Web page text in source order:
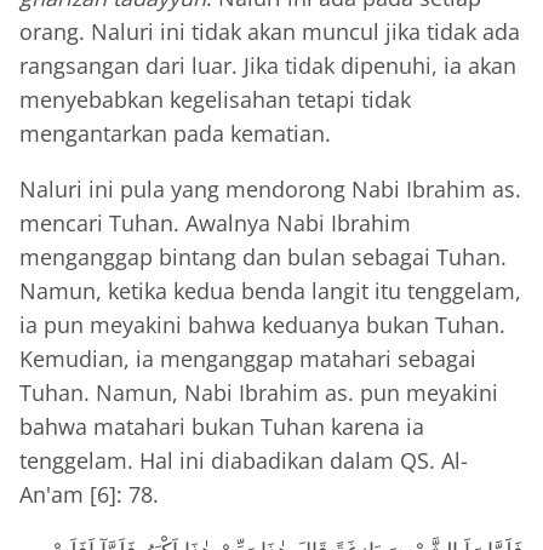
orang. Naluri ini tidak akan muncul jika tidak ada
rangsangan dari luar. Jika tidak dipenuhi, ia akan
menyebabkan kegelisahan tetapi tidak
mengantarkan pada kematian.
Naluri ini pula yang mendorong Nabi Ibrahim as.
mencari Tuhan. Awalnya Nabi Ibrahim
menganggap bintang dan bulan sebagai Tuhan.
Namun, ketika kedua benda langit itu tenggelam,
ia pun meyakini bahwa keduanya bukan Tuhan.
Kemudian, ia menganggap matahari sebagai
Tuhan. Namun, Nabi Ibrahim as. pun meyakini
bahwa matahari bukan Tuhan karena ia
tenggelam. Hal ini diabadikan dalam QS. Al-
An'am [6]: 78.